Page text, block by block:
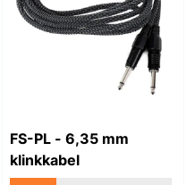
FS-PL - 6,35 mm
klinkkabel